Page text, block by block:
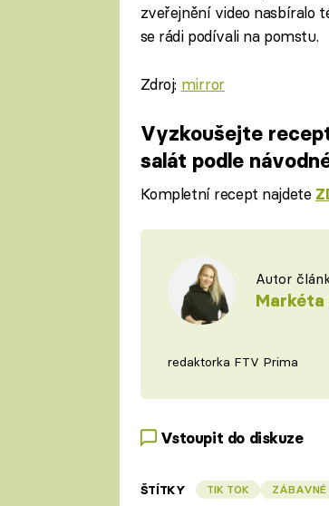
zveřejnění video nasbíralo
se rádi podívali na pomstu.
Zdroj: mirror
Vyzkoušejte
salát podle
Kompletní recept najdete
Autor
Markéta
redaktorka FTV Prima
Vstoupit do diskuze
ŠTÍTKY TIK TOK ZÁBAVNÉ